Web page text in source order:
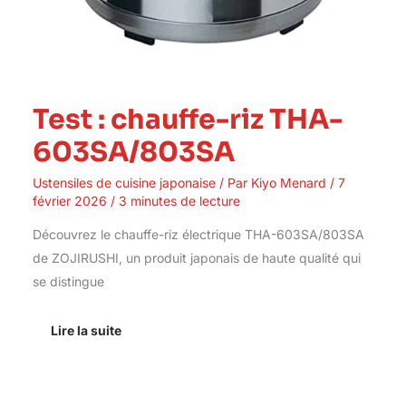
Test : chauffe-riz THA-
603SA/803SA
Ustensiles de cuisine japonaise/ Par Kiyo Menard / 7
février 2026 / 3 minutes de lecture
Découvrez le chauffe-riz électrique THA-603SA/803SA
de ZOJIRUSHI, un produit japonais de haute qualité qui
se distingue
Lire la suite